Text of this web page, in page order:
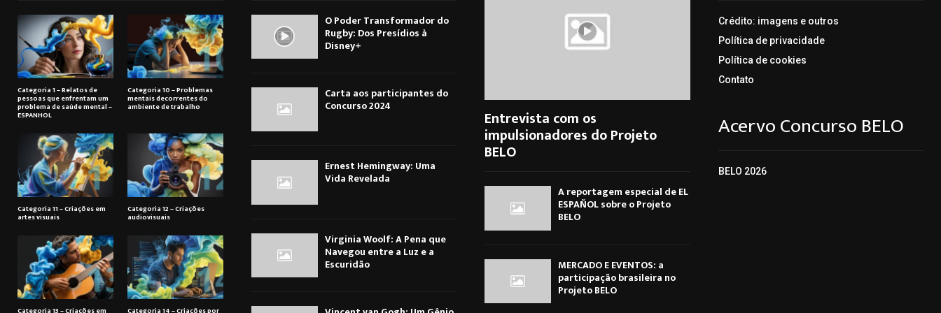
Categoria 1 – Relatos de
pessoas que enfrentam um
problema de saúde mental –
ESPANHOL
Categoria 10 – Problemas
mentais decorrentes do
ambiente de trabalho
Categoria 11 – Criações em
artes visuais
Categoria 12 – Criações
audiovisuais
O Poder Transformador do
Rugby: Dos Presídios à
Disney+
Carta aos participantes do
Concurso 2024
Ernest Hemingway: Uma
Vida Revelada
Virginia Woolf: A Pena que
Navegou entre a Luz e a
Escuridão
Entrevista com os
impulsionadores do Projeto
BELO
A reportagem especial de EL
ESPAÑOL sobre o Projeto
BELO
MERCADO E EVENTOS: a
participação brasileira no
Projeto BELO
Crédito: imagens e outros
Política de privacidade
Política de cookies
Contato
Acervo Concurso BELO
BELO 2026